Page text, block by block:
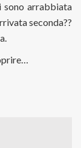
sono arrabbiata
seconda??